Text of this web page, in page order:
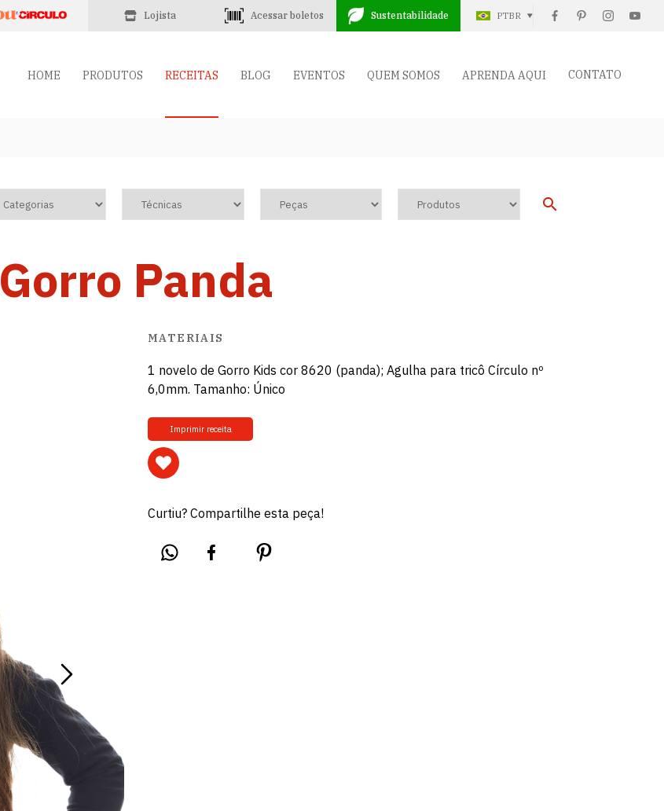
Lojista Acessar boletos Sustentabilidade PTBR
HOME PRODUTOS RECEITAS BLOG EVENTOS QUEM SOMOS APRENDA AQUI CONTATO
Gorro Panda
MATERIAIS
1 novelo de Gorro Kids cor 8620 (panda); Agulha para tricô Círculo nº
6,0mm. Tamanho: Único
Imprimir receita
Curtiu? Compartilhe esta peça!